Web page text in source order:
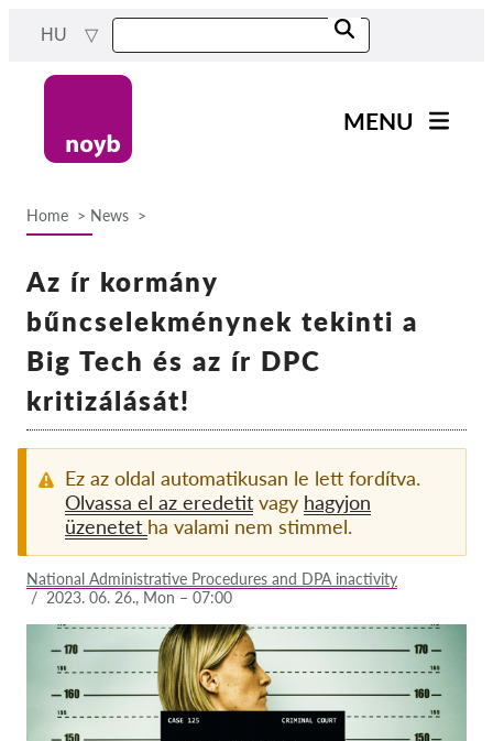
content
HU
MENU
Exercise your rights!
Támogass bennnünket!
Tagság
Adományok
Tax deductability
Tagi Belépés
Home News
Az ír kormány
bűncselekménynek tekinti a
Big Tech és az ír DPC
kritizálását!
Ez az oldal automatikusan le lett fordítva.
Olvassa el az eredetit vagy hagyjon
üzenetet ha valami nem stimmel.
National Administrative Procedures and DPA inactivity
/ 2023. 06. 26., Mon – 07:00